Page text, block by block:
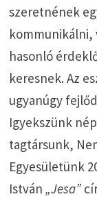
szeretnének
kommunikálni,
hasonló
keresnek. Az
ugyanúgy
Igyekszünk
tagtársunk,
Egyesületünk
István „Jesa”